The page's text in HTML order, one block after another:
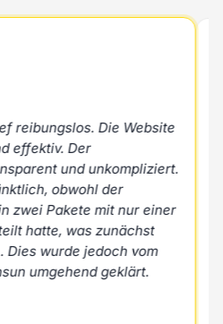
reibungslos. Die Website
effektiv. Der
und unkompliziert.
obwohl der
zwei Pakete mit nur einer
hatte, was zunächst
Dies wurde jedoch vom
umgehend geklärt.